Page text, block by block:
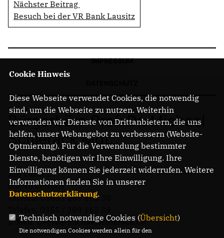
Nächster Beitrag
Besuch bei der VR Bank Lausitz
IMPRESSUM
Bürgerbüro Prof. Dr. Michael
Schierack MdL
Am Turm 14
03046 Cottbus
Telefon: 0355 / 289 162 38
E-Mail: buero@michaelschierack.de
Cookie Hinweis
Diese Webseite verwendet Cookies, die notwendig
sind, um die Webseite zu nutzen. Weiterhin
verwenden wir Dienste von Drittanbietern, die uns
helfen, unser Webangebot zu verbessern (Website-
Optmierung). Für die Verwendung bestimmter
Dienste, benötigen wir Ihre Einwilligung. Ihre
Einwilligung können Sie jederzeit widerrufen. Weitere
Informationen finden Sie in unserer
Datenschutzerklärung.
Technisch notwendige Cookies (Übersicht)
Die notwendigen Cookies werden allein für den